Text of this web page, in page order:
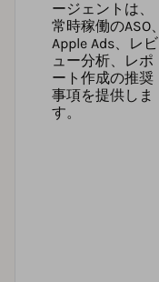
ージェント は、
常時稼働のASO、
Apple Ads、レビ
ュー分析、レポ
ート作成の推奨
事項を提供しま
す。